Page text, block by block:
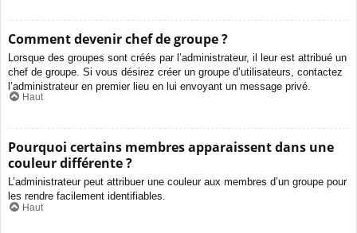
Comment devenir chef de groupe ?
Lorsque des groupes sont créés par l’administrateur, il leur est attribué un
chef de groupe. Si vous désirez créer un groupe d’utilisateurs, contactez
l’administrateur en premier lieu en lui envoyant un message privé.
Haut
Pourquoi certains membres apparaissent dans une
couleur différente ?
L’administrateur peut attribuer une couleur aux membres d’un groupe pour
les rendre facilement identifiables.
Haut